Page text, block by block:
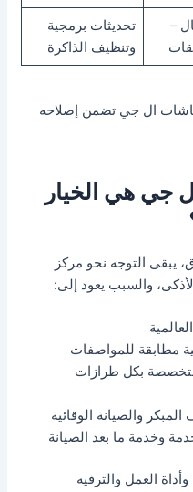
–
تحديثات برمجية
وتنظيف الذاكرة
ال جي تضمن إصلاحه
جي هي الخيار
يبقى التوجه نحو مركز
والسبب يعود إلى:
مطابقة للمواصفات
بكل طرازات
والصيانة الوقائية
وخدمة ما بعد الصيانة
العمل والترفيه